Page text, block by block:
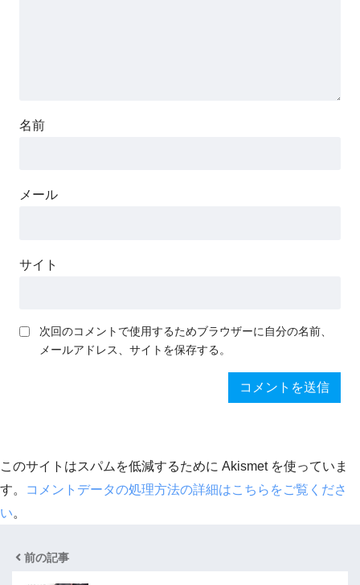
名前
メール
サイト
次回のコメントで使用するためブラウザーに自分の名前、
メールアドレス、サイトを保存する。
このサイトはスパムを低減するために Akismet を使っていま
す。
コメントデータの処理方法の詳細はこちらをご覧くださ
い。
前の記事